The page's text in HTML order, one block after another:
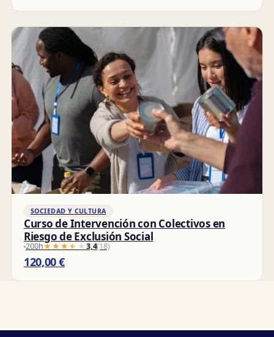
SOCIEDAD Y CULTURA
Curso de Intervención con Colectivos en
Riesgo de Exclusión Social
200h★★★★★
★★★★★3,4(18)
120,00€